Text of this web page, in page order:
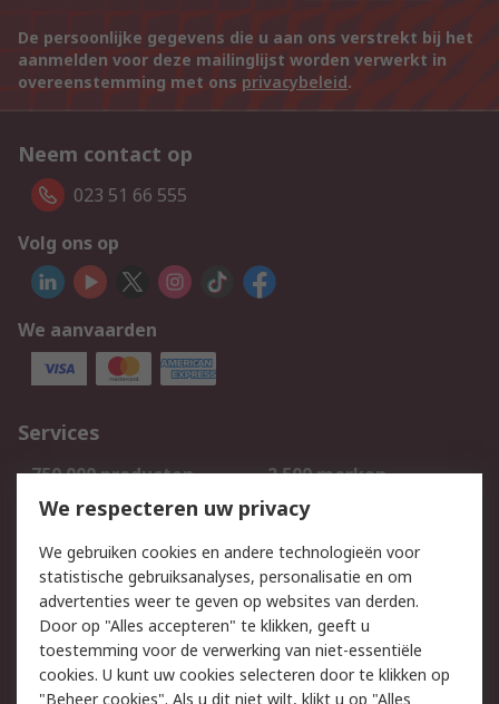
De persoonlijke gegevens die u aan ons verstrekt bij het
aanmelden voor deze mailinglijst worden verwerkt in
overeenstemming met ons privacybeleid.
Neem contact op
023 51 66 555
Volg ons op
We aanvaarden
Services
750.000 producten
2.500 merken
Bestellen
Inkoopoplossingen
Track & Trace
Wettelijk
Cookiebeleid
Email veiligheid
Privacybeleid
Websitevoorwaarden
We respecteren uw privacy
We gebruiken cookies en andere technologieën voor
statistische gebruiksanalyses, personalisatie en om
advertenties weer te geven op websites van derden.
Door op "Alles accepteren" te klikken, geeft u
toestemming voor de verwerking van niet-essentiële
cookies. U kunt uw cookies selecteren door te klikken op
"Beheer cookies". Als u dit niet wilt, klikt u op "Alles